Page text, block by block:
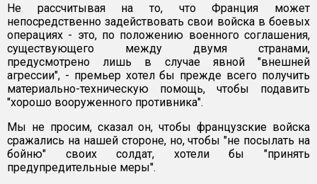
Не рассчитывая на то, что Франция может
непосредственно задействовать свои войска в боевых
операциях - это, по положению военного соглашения,
существующего между двумя странами,
предусмотрено лишь в случае явной "внешней
агрессии", - премьер хотел бы прежде всего получить
материально-техническую помощь, чтобы подавить
"хорошо вооруженного противника".
Мы не просим, сказал он, чтобы французские войска
сражались на нашей стороне, но, чтобы "не посылать на
бойню" своих солдат, хотели бы "принять
предупредительные меры".